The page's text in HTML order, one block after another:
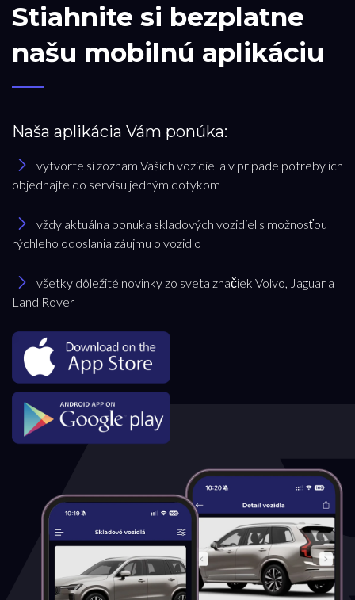
Stiahnite si bezplatne
našu mobilnú aplikáciu
Naša aplikácia Vám ponúka:
vytvorte si zoznam Vašich vozidiel a v prípade potreby ich
objednajte do servisu jedným dotykom
vždy aktuálna ponuka skladových vozidiel s možnosťou
rýchleho odoslania záujmu o vozidlo
všetky dôležité novinky zo sveta značiek Volvo, Jaguar a
Land Rover